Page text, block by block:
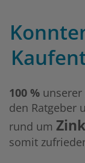
100 % unserer
den Ratgeber
rund um Zink
somit